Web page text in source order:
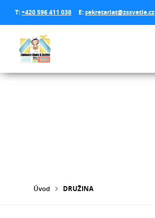
T:+420 596 411 038 E:sekretariat@zssvetle.cz
Úvod DRUŽINA